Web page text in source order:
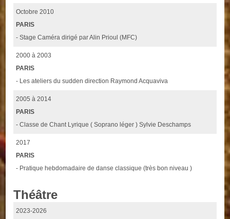
Octobre 2010
PARIS
- Stage Caméra dirigé par Alin Prioul (MFC)
2000 à 2003
PARIS
- Les ateliers du sudden direction Raymond Acquaviva
2005 à 2014
PARIS
- Classe de Chant Lyrique ( Soprano léger ) Sylvie Deschamps
2017
PARIS
- Pratique hebdomadaire de danse classique (très bon niveau )
Théâtre
2023-2026